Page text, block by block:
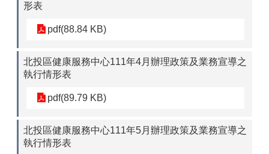
形表
pdf(88.84 KB)
北投區健康服務中心111年4月辦理政策及業務宣導之
執行情形表
pdf(89.79 KB)
北投區健康服務中心111年5月辦理政策及業務宣導之
執行情形表